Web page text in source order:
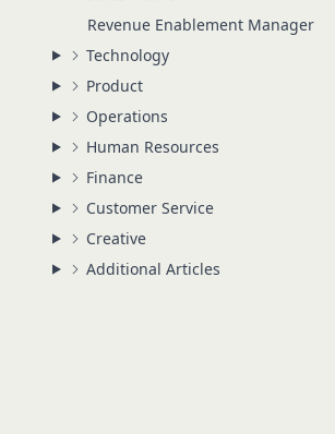
Revenue Enablement Manager
Technology
Product
Operations
Human Resources
Finance
Customer Service
Creative
Additional Articles